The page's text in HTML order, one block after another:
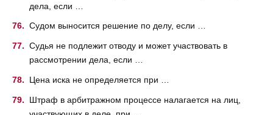
дела, если …
Судом выносится решение по делу, если …
Судья не подлежит отводу и может участвовать в
рассмотрении дела, если …
Цена иска не определяется при …
Штраф в арбитражном процессе налагается на лиц,